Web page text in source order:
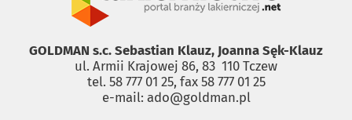
GOLDMAN s.c. Sebastian Klauz, Joanna Sęk-Klauz
ul. Armii Krajowej 86, 83 ­ 110 Tczew
tel. 58 777 01 25, fax 58 777 01 25
e-mail: ado@goldman.pl